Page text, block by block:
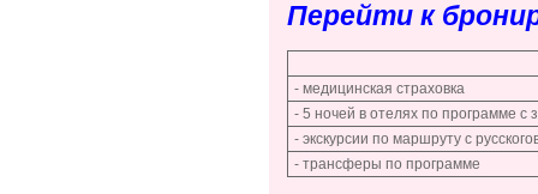
Перейти к
- медицинская страховка
- 5 ночей в отелях по программе с
- экскурсии по маршруту с
- трансферы по программе